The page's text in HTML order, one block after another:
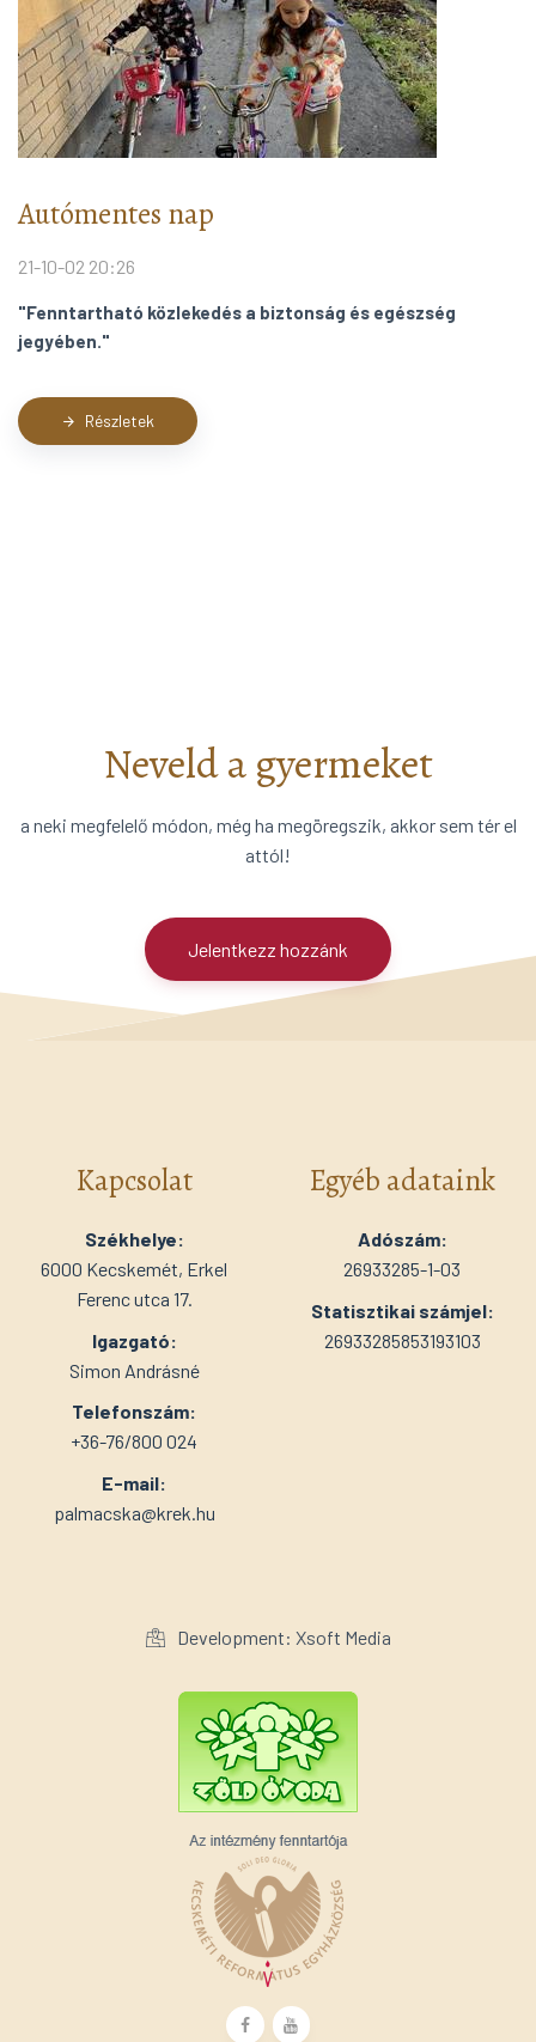
Autómentes nap
21-10-02 20:26
"Fenntartható közlekedés a biztonság és egészség
jegyében."
arrow_forward Részletek
Neveld a gyermeket
a neki megfelelő módon, még ha megöregszik, akkor sem tér el
attól!
Jelentkezz hozzánk
Kapcsolat
Székhelye:
6000 Kecskemét, Erkel
Ferenc utca 17.
Igazgató:
Simon Andrásné
Telefonszám:
+36-76/800 024
E-mail:
palmacska@krek.hu
Egyéb adataink
Adószám:
26933285-1-03
Statisztikai számjel:
26933285853193103
Development: Xsoft Media